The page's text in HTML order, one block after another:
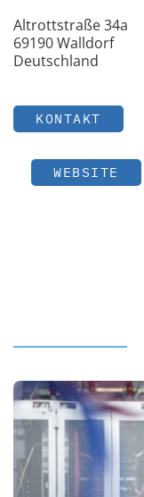
Altrottstraße 34a
69190 Walldorf
Deutschland
KONTAKT
WEBSITE